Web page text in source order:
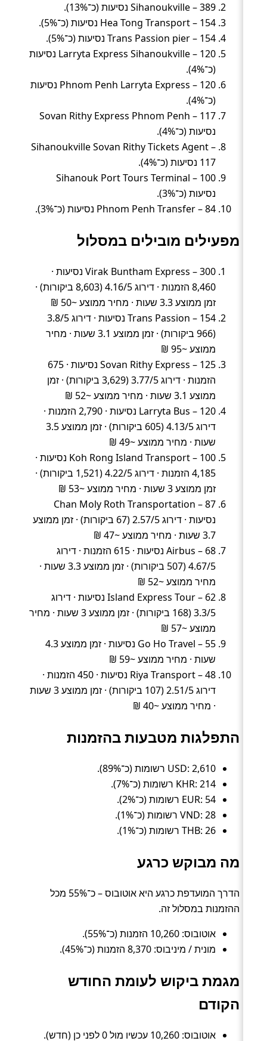
Sihanoukville – 389 נסיעות (כ־13%).
Hea Tong Transport – 154 נסיעות (כ־5%).
Trans Passion pier – 154 נסיעות (כ־5%).
Larryta Express Sihanoukville – 120 נסיעות
(כ־4%).
Phnom Penh Larryta Express – 120 נסיעות
(כ־4%).
Sovan Rithy Express Phnom Penh – 117
נסיעות (כ־4%).
Sihanoukville Sovan Rithy Tickets Agent –
117 נסיעות (כ־4%).
Sihanouk Port Tours Terminal – 100
נסיעות (כ־3%).
Phnom Penh Transfer – 84 נסיעות (כ־3%).
מפעילים מובילים במסלול
Virak Buntham Express – 300 נסיעות ·
8,460 הזמנות · דירוג 4.16/5 (8,603 ביקורות) ·
זמן ממוצע 3.3 שעות · מחיר ממוצע ~50 ₪
Trans Passion – 154 נסיעות · דירוג 3.8/5
(966 ביקורות) · זמן ממוצע 3.1 שעות · מחיר
ממוצע ~95 ₪
Sovan Rithy Express – 125 נסיעות · 675
הזמנות · דירוג 3.77/5 (3,629 ביקורות) · זמן
ממוצע 3.1 שעות · מחיר ממוצע ~52 ₪
Larryta Bus – 120 נסיעות · 2,790 הזמנות ·
דירוג 4.13/5 (605 ביקורות) · זמן ממוצע 3.5
שעות · מחיר ממוצע ~49 ₪
Koh Rong Island Transport – 100 נסיעות ·
4,185 הזמנות · דירוג 4.22/5 (1,521 ביקורות) ·
זמן ממוצע 3 שעות · מחיר ממוצע ~53 ₪
Chan Moly Roth Transportation – 87
נסיעות · דירוג 2.57/5 (67 ביקורות) · זמן ממוצע
3.7 שעות · מחיר ממוצע ~47 ₪
Airbus – 68 נסיעות · 615 הזמנות · דירוג
4.67/5 (507 ביקורות) · זמן ממוצע 3.3 שעות ·
מחיר ממוצע ~52 ₪
Island Express Tour – 62 נסיעות · דירוג
3.3/5 (168 ביקורות) · זמן ממוצע 3 שעות · מחיר
ממוצע ~57 ₪
Go Ho Travel – 55 נסיעות · זמן ממוצע 4.3
שעות · מחיר ממוצע ~59 ₪
Riya Transport – 48 נסיעות · 450 הזמנות ·
דירוג 2.51/5 (107 ביקורות) · זמן ממוצע 3 שעות
· מחיר ממוצע ~40 ₪
התפלגות מטבעות בהזמנות
USD: 2,610 רשומות (כ־89%).
KHR: 214 רשומות (כ־7%).
EUR: 54 רשומות (כ־2%).
VND: 28 רשומות (כ־1%).
THB: 26 רשומות (כ־1%).
מה מבוקש כרגע
הדרך המועדפת כרגע היא אוטובוס – כ־55% מכל
ההזמנות במסלול זה.
אוטובוס: 10,260 הזמנות (כ־55%).
מונית / מיניבוס: 8,370 הזמנות (כ־45%).
מגמת ביקוש לעומת החודש
הקודם
אוטובוס: 10,260 עכשיו מול 0 לפני כן (חדש).